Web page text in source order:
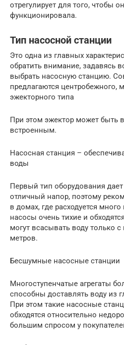
отрегулирует для того, чтобы
функционировала.
Тип насосной станции
Это одна из главных
обратить внимание, задавясь
выбрать насосную станцию.
предлагаются центробежного,
эжекторного типа
При этом эжектор может быть
встроенным.
Насосная станция –
воды
Первый тип оборудования
отличный напор, поэтому
в домах, где расходуется
насосы очень тихие и
могут всасывать воду только
метров.
Бесшумные насосные станции
Многоступенчатые агрегаты
способны доставлять воду из
При этом такие насосные
обходятся относительно
большим спросом у